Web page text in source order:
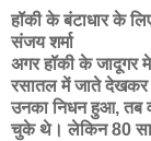
हॉकी के बंटाधार के
संजय शर्मा
अगर हॉकी के जादूगर
रसातल में जाते देखकर
उनका निधन हुआ, तब
चुके थे। लेकिन 80